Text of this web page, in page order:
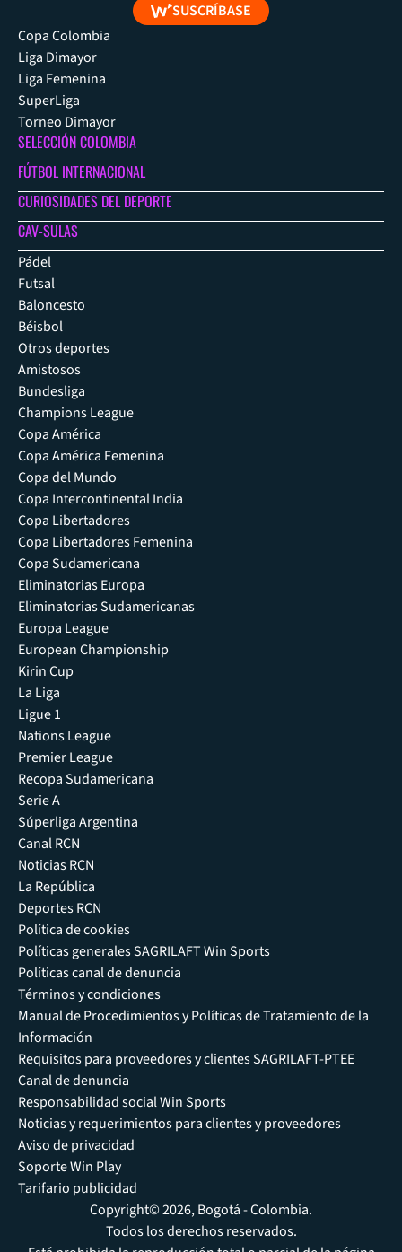
SUSCRÍBASE
Copa Colombia
Liga Dimayor
Liga Femenina
SuperLiga
Torneo Dimayor
SELECCIÓN COLOMBIA
FÚTBOL INTERNACIONAL
CURIOSIDADES DEL DEPORTE
CAV-SULAS
Pádel
Futsal
Baloncesto
Béisbol
Otros deportes
Amistosos
Bundesliga
Champions League
Copa América
Copa América Femenina
Copa del Mundo
Copa Intercontinental India
Copa Libertadores
Copa Libertadores Femenina
Copa Sudamericana
Eliminatorias Europa
Eliminatorias Sudamericanas
Europa League
European Championship
Kirin Cup
La Liga
Ligue 1
Nations League
Premier League
Recopa Sudamericana
Serie A
Súperliga Argentina
Canal RCN
Noticias RCN
La República
Deportes RCN
Política de cookies
Políticas generales SAGRILAFT Win Sports
Políticas canal de denuncia
Términos y condiciones
Manual de Procedimientos y Políticas de Tratamiento de la
Información
Requisitos para proveedores y clientes SAGRILAFT-PTEE
Canal de denuncia
Responsabilidad social Win Sports
Noticias y requerimientos para clientes y proveedores
Aviso de privacidad
Soporte Win Play
Tarifario publicidad
Copyright© 2026, Bogotá - Colombia.
Todos los derechos reservados.